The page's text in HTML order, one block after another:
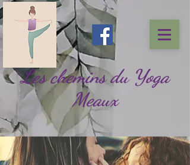
Les chemins du Yoga
Meaux